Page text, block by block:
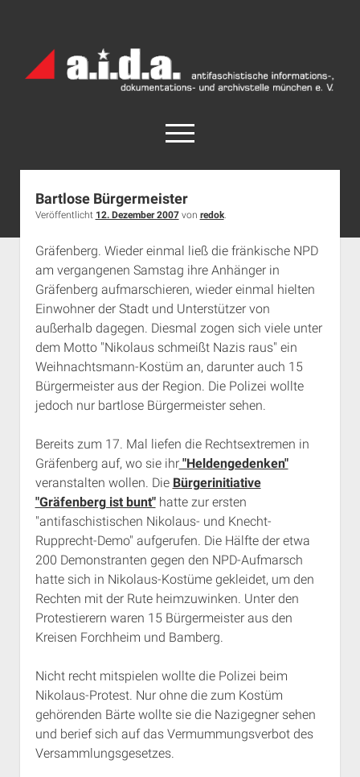
Archiv
München
open
menu
facebook
rss info@aida-archiv.de
Home
Aktuelles
Termine
open
dropdown
menu
Antifaschistische Termine im Süden
Antifaschistische Termine in München
Rechte Termine im Süden
Rechte Termine München
Chronologie
Das Archiv
open
dropdown
menu
a.i.d.a. e. V. unterstützen
Über a.i.d.a.
RSS-Feeds, Twitter & Facebook
Kontakt & PGP-Key
Impressum
Bartlose Bürgermeister
Veröffentlicht 12. Dezember 2007von redok.
Gräfenberg. Wieder einmal ließ die fränkische NPD
am vergangenen Samstag ihre Anhänger in
Gräfenberg aufmarschieren, wieder einmal hielten
Einwohner der Stadt und Unterstützer von
außerhalb dagegen. Diesmal zogen sich viele unter
dem Motto "Nikolaus schmeißt Nazis raus" ein
Weihnachtsmann-Kostüm an, darunter auch 15
Bürgermeister aus der Region. Die Polizei wollte
jedoch nur bartlose Bürgermeister sehen.
Bereits zum 17. Mal liefen die Rechtsextremen in
Gräfenberg auf, wo sie ihr"Heldengedenken"
veranstalten wollen. Die Bürgerinitiative
"Gräfenberg ist bunt"hatte zur ersten
"antifaschistischen Nikolaus- und Knecht-
Rupprecht-Demo" aufgerufen. Die Hälfte der etwa
200 Demonstranten gegen den NPD-Aufmarsch
hatte sich in Nikolaus-Kostüme gekleidet, um den
Rechten mit der Rute heimzuwinken. Unter den
Protestierern waren 15 Bürgermeister aus den
Kreisen Forchheim und Bamberg.
Nicht recht mitspielen wollte die Polizei beim
Nikolaus-Protest. Nur ohne die zum Kostüm
gehörenden Bärte wollte sie die Nazigegner sehen
und berief sich auf das Vermummungsverbot des
Versammlungsgesetzes.